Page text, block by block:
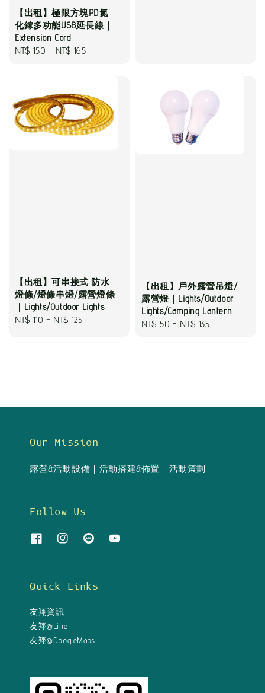
【出租】極限方塊PD氮
化鎵多功能USB延長線｜
Extension Cord
Regular
NT$ 150 - NT$ 165
【出租】可串接式 防水
燈條/燈條串燈/露營燈條
｜Lights/Outdoor Lights
Regular
NT$ 110 - NT$ 125
【出租】戶外露營吊燈/
露營燈｜Lights/Outdoor
Lights/Camping Lantern
Regular
NT$ 50 - NT$ 135
Our Mission
露營&活動設備｜活動搭建&佈置｜活動策劃
Follow Us
Quick Links
友翔資訊
友翔@Line
友翔@GoogleMaps